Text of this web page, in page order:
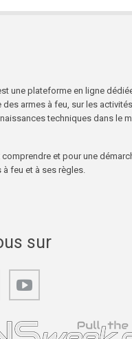
une plateforme en ligne
armes à feu, sur les
techniques dans le
et pour une
feu et à ses règles.
sur